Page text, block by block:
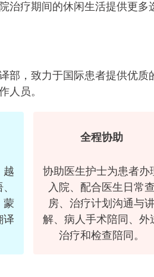
疗期间的休闲生活提供更多
部，致力于国际患者提供优质
人员。
越
蒙
译
全程协助
协助医生护士为患者办
入院、配合医生日常查
房、治疗计划沟通与
解、病人手术陪同、外
治疗和检查陪同。